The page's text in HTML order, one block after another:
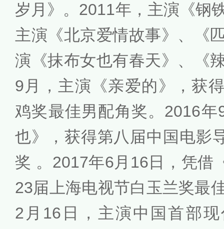
岁月》。2011年，主演《钢
主演《北京爱情故事》、《
演《抹布女也有春天》、《
9月，主演《亲爱的》，获
鸡奖最佳男配角奖。2016
也》，获得第八届中国电影
奖 。2017年6月16日，凭借
23届上海电视节白玉兰奖最
2月16日，主演中国首部